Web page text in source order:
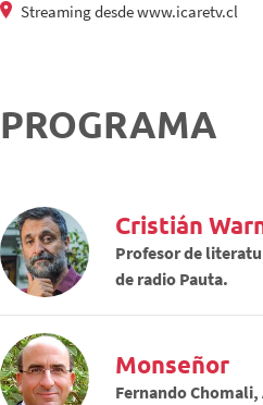
Streaming desde www.icaretv.cl
PROGRAMA
Cristián
Profesor de
de radio Pauta.
Monseñor
Fernando